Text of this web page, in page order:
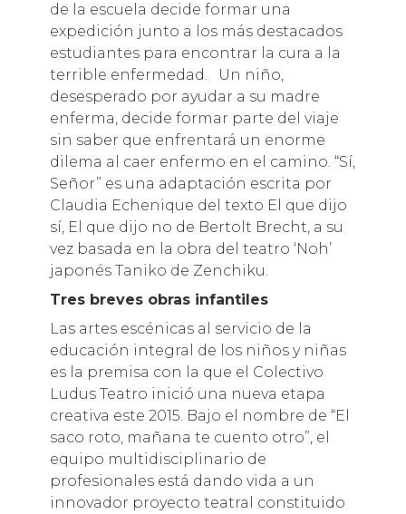
de la escuela decide formar una
expedición junto a los más destacados
estudiantes para encontrar la cura a la
terrible enfermedad. Un niño,
desesperado por ayudar a su madre
enferma, decide formar parte del viaje
sin saber que enfrentará un enorme
dilema al caer enfermo en el camino. “Sí,
Señor” es una adaptación escrita por
Claudia Echenique del texto El que dijo
sí, El que dijo no de Bertolt Brecht, a su
vez basada en la obra del teatro ‘Noh’
japonés Taniko de Zenchiku.
Tres breves obras infantiles
Las artes escénicas al servicio de la
educación integral de los niños y niñas
es la premisa con la que el Colectivo
Ludus Teatro inició una nueva etapa
creativa este 2015. Bajo el nombre de “El
saco roto, mañana te cuento otro”, el
equipo multidisciplinario de
profesionales está dando vida a un
innovador proyecto teatral constituido